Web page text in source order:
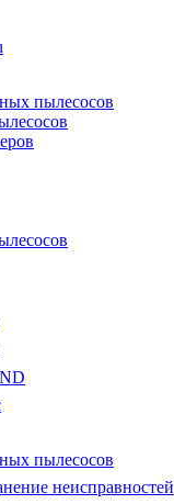
пылесосов
пылесосов
неисправностей